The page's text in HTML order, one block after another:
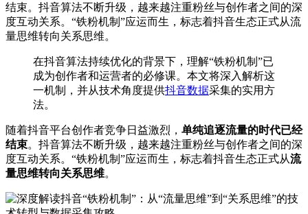
结束。抖音算法不断升级，越来越注重粉丝与创作者之间的深
度互动关系。“铁粉机制”应运而生，标志着抖音生态正式从流
量思维转向关系思维。
在抖音算法持续优化的背景下，理解“铁粉机制”已
成为创作者和运营者的必修课。本文将深入解析这
一机制，并从技术角度提供抖音数据采集的实用方
法。
随着抖音平台创作者竞争日益激烈， 单纯追逐流量的时代已经
结束。抖音算法不断升级，越来越注重粉丝与创作者之间的深
度互动关系。“铁粉机制”应运而生，标志着抖音生态正式从流
量思维转向关系思维。